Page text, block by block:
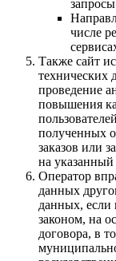
запросы
числе
Также сайт
технических
проведение
повышения
полученных
заказов или
на указанный
Оператор
данных
данных, если
законом, на
договора, в